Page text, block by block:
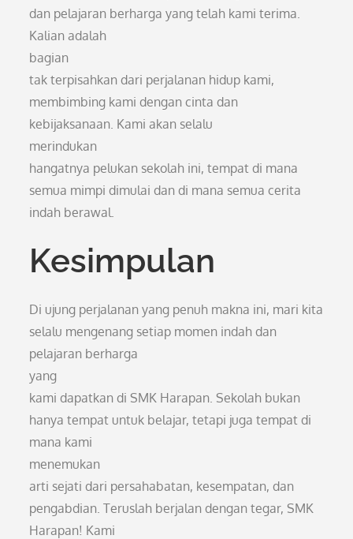
dan pelajaran berharga yang telah kami terima.
Kalian adalah
bagian
tak terpisahkan dari perjalanan hidup kami,
membimbing kami dengan cinta dan
kebijaksanaan. Kami akan selalu
merindukan
hangatnya pelukan sekolah ini, tempat di mana
semua mimpi dimulai dan di mana semua cerita
indah berawal.
Kesimpulan
Di ujung perjalanan yang penuh makna ini, mari kita
selalu mengenang setiap momen indah dan
pelajaran berharga
yang
kami dapatkan di SMK Harapan. Sekolah bukan
hanya tempat untuk belajar, tetapi juga tempat di
mana kami
menemukan
arti sejati dari persahabatan, kesempatan, dan
pengabdian. Teruslah berjalan dengan tegar, SMK
Harapan! Kami